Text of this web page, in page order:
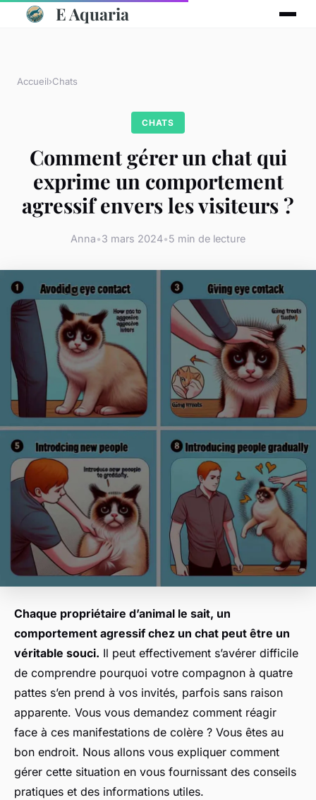
E Aquaria
Accueil›Chats
CHATS
Comment gérer un chat qui
exprime un comportement
agressif envers les visiteurs ?
Anna•3 mars 2024•5 min de lecture
Chaque propriétaire d’animal le sait, un
comportement agressif chez un chat peut être un
véritable souci. Il peut effectivement s’avérer difficile
de comprendre pourquoi votre compagnon à quatre
pattes s’en prend à vos invités, parfois sans raison
apparente. Vous vous demandez comment réagir
face à ces manifestations de colère ? Vous êtes au
bon endroit. Nous allons vous expliquer comment
gérer cette situation en vous fournissant des conseils
pratiques et des informations utiles.